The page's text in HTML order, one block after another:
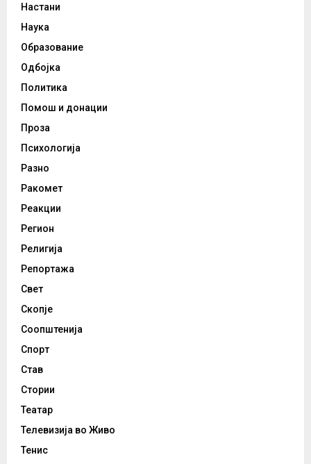
Настани
Наука
Образование
Одбојка
Политика
Помош и донации
Проза
Психологија
Разно
Ракомет
Реакции
Регион
Религија
Репортажа
Свет
Скопје
Соопштенија
Спорт
Став
Стории
Театар
Телевизија во Живо
Тенис